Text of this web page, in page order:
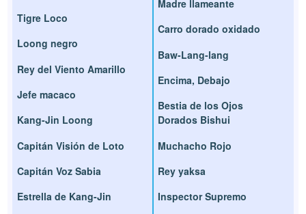
Tigre Loco
Loong negro
Rey del Viento Amarillo
Jefe macaco
Kang-Jin Loong
Capitán Visión de Loto
Capitán Voz Sabia
Estrella de Kang-Jin
Madre llameante
Carro dorado oxidado
Baw-Lang-lang
Encima, Debajo
Bestia de los Ojos
Dorados Bishui
Muchacho Rojo
Rey yaksa
Inspector Supremo